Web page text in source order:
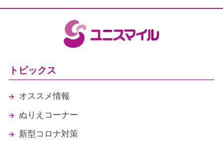
トピックス
オススメ情報
ぬりえコーナー
新型コロナ対策